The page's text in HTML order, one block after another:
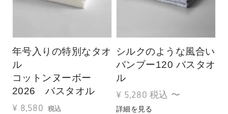
年号入りの特別なタオ
ル
コットンヌーボー
2026 バスタオル
¥ 8,580 税込
シルクのような風合い
バンブー120 バスタオ
ル
¥ 5,280 税込 〜
詳細を見る